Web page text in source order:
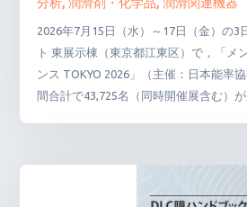
2026年7月15日（水）～17日（金）の3
ト 東展示棟（東京都江東区）で，「メ
ンス TOKYO 2026」（主催：日本能率
間合計で43,725名（同時開催展含む）が